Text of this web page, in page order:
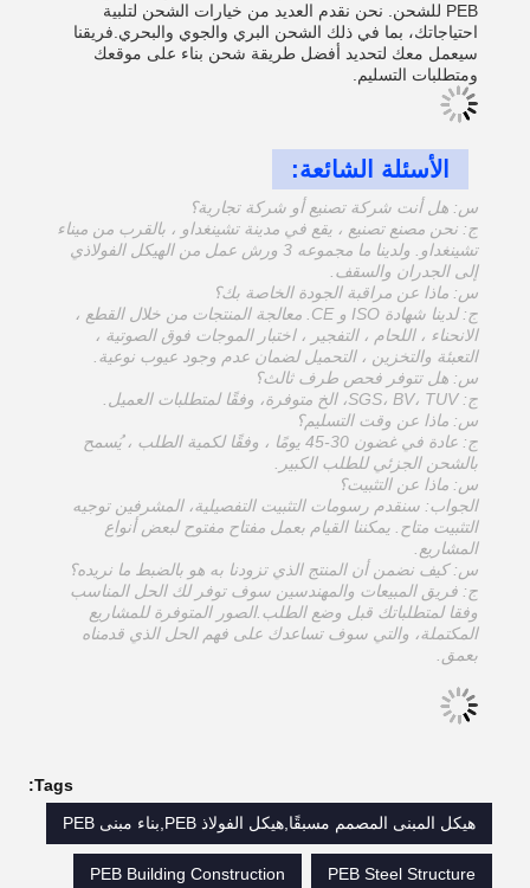
PEB للشحن. نحن نقدم العديد من خيارات الشحن لتلبية
احتياجاتك، بما في ذلك الشحن البري والجوي والبحري.فريقنا
سيعمل معك لتحديد أفضل طريقة شحن بناء على موقعك
ومتطلبات التسليم.
الأسئلة الشائعة:
س: هل أنت شركة تصنيع أو شركة تجارية؟
ج: نحن مصنع تصنيع ، يقع في مدينة تشينغداو ، بالقرب من ميناء
تشينغداو. ولدينا ما مجموعه 3 ورش عمل من الهيكل الفولاذي
إلى الجدران والسقف.
س: ماذا عن مراقبة الجودة الخاصة بك؟
ج: لدينا شهادة ISO و CE. معالجة المنتجات من خلال القطع ،
الانحناء ، اللحام ، التفجير ، اختبار الموجات فوق الصوتية ،
التعبئة والتخزين ، التحميل لضمان عدم وجود عيوب نوعية.
س: هل تتوفر فحص طرف ثالث؟
ج: SGS، BV، TUV، الخ متوفرة، وفقًا لمتطلبات العميل.
س: ماذا عن وقت التسليم؟
ج: عادة في غضون 30-45 يومًا ، وفقًا لكمية الطلب ، يُسمح
بالشحن الجزئي للطلب الكبير.
س: ماذا عن التثبيت؟
الجواب: سنقدم رسومات التثبيت التفصيلية، المشرفين توجيه
التثبيت متاح. يمكننا القيام بعمل مفتاح مفتوح لبعض أنواع
المشاريع.
س: كيف نضمن أن المنتج الذي تزودنا به هو بالضبط ما نريده؟
ج: فريق المبيعات والمهندسين سوف توفر لك الحل المناسب
وفقا لمتطلباتك قبل وضع الطلب.الصور المتوفرة للمشاريع
المكتملة، والتي سوف تساعدك على فهم الحل الذي قدمناه
بعمق.
Tags:
هيكل المبنى المصمم مسبقًا,هيكل الفولاذ PEB,بناء مبنى PEB
PEB Steel Structure
PEB Building Construction